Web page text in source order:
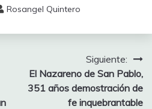
Rosangel Quintero
Siguiente:
El Nazareno de San Pablo,
351 años demostración de
fe inquebrantable